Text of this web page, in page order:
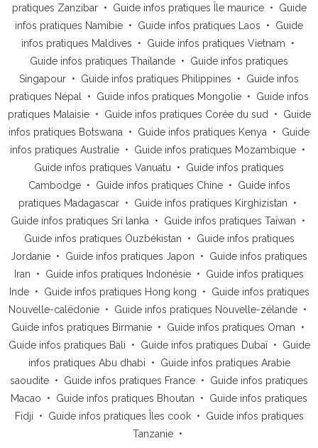
pratiques Zanzibar• Guide infos pratiques Île maurice• Guide
infos pratiques Namibie • Guide infos pratiques Laos • Guide
infos pratiques Maldives • Guide infos pratiques Vietnam •
Guide infos pratiques Thaïlande • Guide infos pratiques
Singapour • Guide infos pratiques Philippines • Guide infos
pratiques Népal
• Guide infos pratiques Mongolie • Guide infos
pratiques Malaisie• Guide infos pratiques Corée du sud • Guide
infos pratiques Botswana • Guide infos pratiques Kenya • Guide
infos pratiques Australie • Guide infos pratiques Mozambique •
Guide infos pratiques Vanuatu • Guide infos pratiques
Cambodge• Guide infos pratiques Chine• Guide infos
pratiques Madagascar • Guide infos pratiques Kirghizistan •
Guide infos pratiques Sri lanka • Guide infos pratiques Taïwan •
Guide infos pratiques Ouzbékistan • Guide infos pratiques
Jordanie • Guide infos pratiques Japon • Guide infos pratiques
Iran • Guide infos pratiques Indonésie • Guide infos pratiques
Inde• Guide infos pratiques Hong kong • Guide infos pratiques
Nouvelle-calédonie • Guide infos pratiques Nouvelle-zélande •
Guide infos pratiques Birmanie• Guide infos pratiques Oman •
Guide infos pratiques Bali • Guide infos pratiques Dubaï• Guide
infos pratiques Abu dhabi • Guide infos pratiques Arabie
saoudite • Guide infos pratiques France • Guide infos pratiques
Macao • Guide infos pratiques Bhoutan • Guide infos pratiques
Fidji • Guide infos pratiques Îles cook• Guide infos pratiques
Tanzanie •